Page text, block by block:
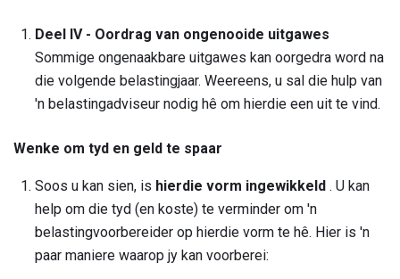
Deel IV - Oordrag van ongenooide uitgawes
Sommige ongenaakbare uitgawes kan oorgedra word na
die volgende belastingjaar. Weereens, u sal die hulp van
'n belastingadviseur nodig hê om hierdie een uit te vind.
Wenke om tyd en geld te spaar
Soos u kan sien, is hierdie vorm ingewikkeld . U kan
help om die tyd (en koste) te verminder om 'n
belastingvoorbereider op hierdie vorm te hê. Hier is 'n
paar maniere waarop jy kan voorberei: